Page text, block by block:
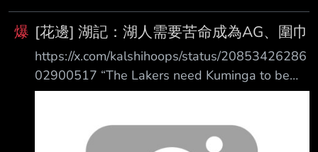
板、7 .2助攻、1.2抄截
為 NBA 調查的核心。前 ESPN 撰稿人 Pablo
Torre 週四在他的播客節目Pablo Torr e Finds
Out中報導，Leonard 據稱還曾與負責設計快艇
主場 Intuit Dome 館內大型螢幕 的公司，簽下
爆 [花邊] 湖記：湖人需要苦命成為AG、圍巾
https://x.com/kalshihoops/status/20853426286
02900517 “The Lakers need Kuminga to be
their Aaron Gordon, their Andrew Wiggins,
to commit to that role. If he’s no t playing team